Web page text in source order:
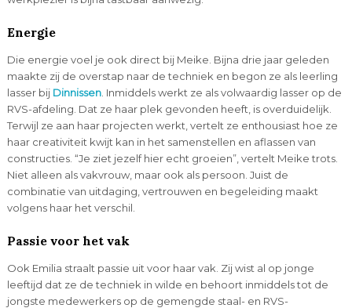
Energie
Die energie voel je ook direct bij Meike. Bijna drie jaar geleden
maakte zij de overstap naar de techniek en begon ze als leerling
lasser bij Dinnissen. Inmiddels werkt ze als volwaardig lasser op de
RVS-afdeling. Dat ze haar plek gevonden heeft, is overduidelijk.
Terwijl ze aan haar projecten werkt, vertelt ze enthousiast hoe ze
haar creativiteit kwijt kan in het samenstellen en aflassen van
constructies. “Je ziet jezelf hier echt groeien”, vertelt Meike trots.
Niet alleen als vakvrouw, maar ook als persoon. Juist de
combinatie van uitdaging, vertrouwen en begeleiding maakt
volgens haar het verschil.
Passie voor het vak
Ook Emilia straalt passie uit voor haar vak. Zij wist al op jonge
leeftijd dat ze de techniek in wilde en behoort inmiddels tot de
jongste medewerkers op de gemengde staal- en RVS-